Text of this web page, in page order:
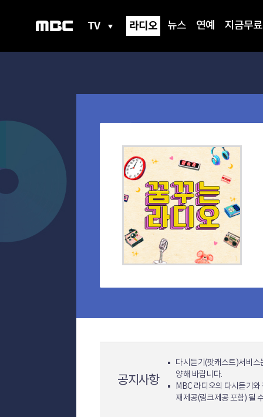
TV 라디오 뉴스 연예 지금무료
공지사항
다시듣기(팟캐스트)서비스
양해 바랍니다.
MBC 라디오의 다시듣기
재제공(링크제공 포함) 될